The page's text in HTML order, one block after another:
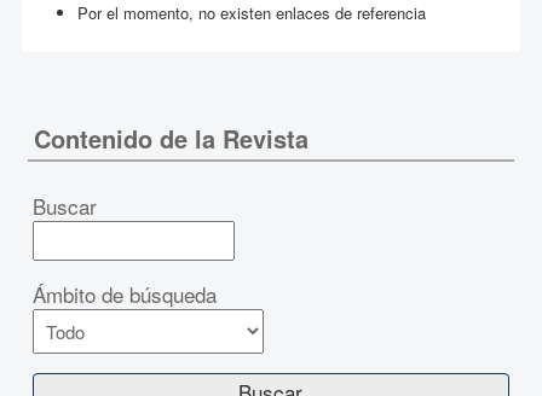
Por el momento, no existen enlaces de referencia
Contenido de la Revista
Buscar
Ámbito de búsqueda